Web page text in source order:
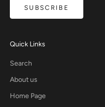
SUBSCRIBE
Quick Links
Search
About us
Home Page